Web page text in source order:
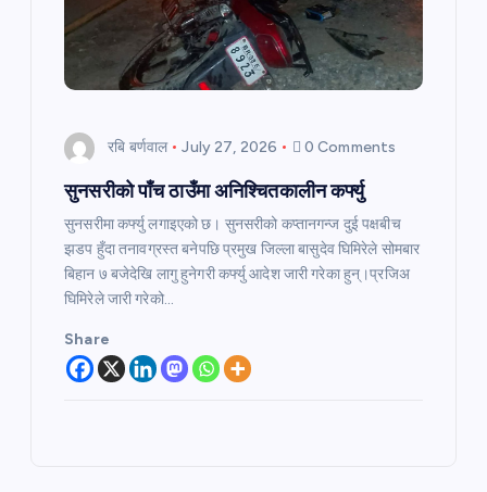
रबि बर्णवाल July 27, 2026 0 Comments
सुनसरीको पाँच ठाउँमा अनिश्चितकालीन कर्फ्यु
सुनसरीमा कर्फ्यु लगाइएको छ। सुनसरीको कप्तानगन्ज दुई पक्षबीच
झडप हुँदा तनावग्रस्त बनेपछि प्रमुख जिल्ला बासुदेव घिमिरेले सोमबार
बिहान ७ बजेदेखि लागु हुनेगरी कर्फ्यु आदेश जारी गरेका हुन्।प्रजिअ
घिमिरेले जारी गरेको…
Share